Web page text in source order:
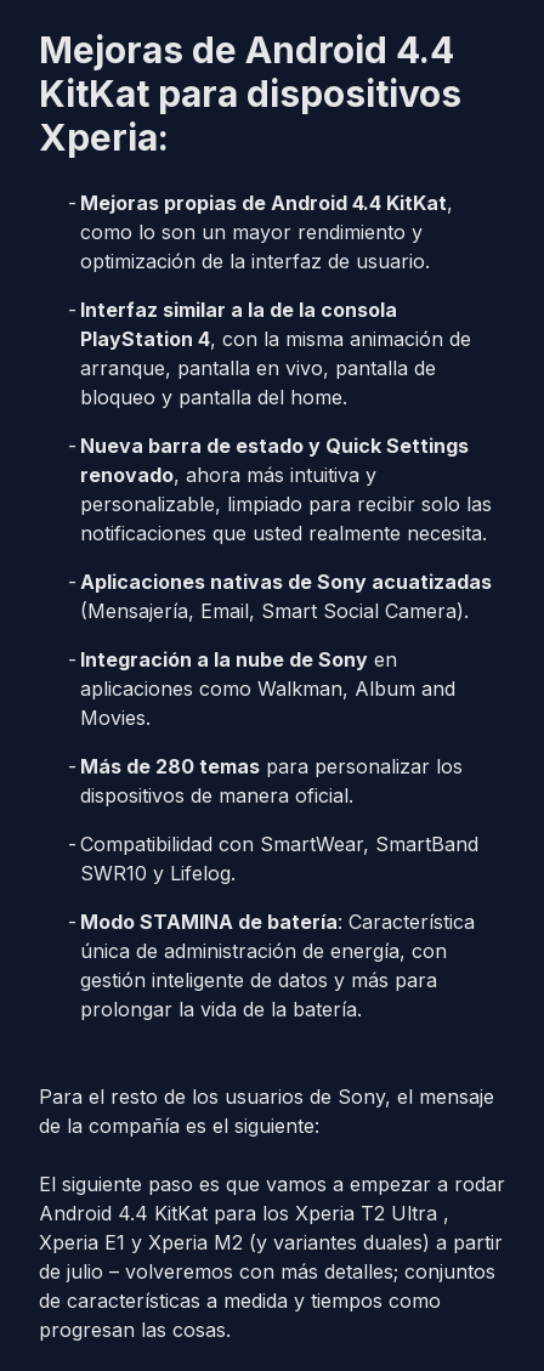
Mejoras de Android 4.4
KitKat para dispositivos
Xperia:
Mejoras propias de Android 4.4 KitKat,
como lo son un mayor rendimiento y
optimización de la interfaz de usuario.
Interfaz similar a la de la consola
PlayStation 4, con la misma animación de
arranque, pantalla en vivo, pantalla de
bloqueo y pantalla del home.
Nueva barra de estado y Quick Settings
renovado, ahora más intuitiva y
personalizable, limpiado para recibir solo las
notificaciones que usted realmente necesita.
Aplicaciones nativas de Sony acuatizadas
(Mensajería, Email, Smart Social Camera).
Integración a la nube de Sonyen
aplicaciones como Walkman, Album and
Movies.
Más de 280 temaspara personalizar los
dispositivos de manera oficial.
Compatibilidad con SmartWear, SmartBand
SWR10 y Lifelog.
Modo STAMINA de batería: Característica
única de administración de energía, con
gestión inteligente de datos y más para
prolongar la vida de la batería.
Para el resto de los usuarios de Sony, el mensaje
de la compañía es el siguiente:
El siguiente paso es que vamos a empezar a rodar
Android 4.4 KitKat para los Xperia T2 Ultra ,
Xperia E1 y Xperia M2 (y variantes duales) a partir
de julio – volveremos con más detalles; conjuntos
de características a medida y tiempos como
progresan las cosas.